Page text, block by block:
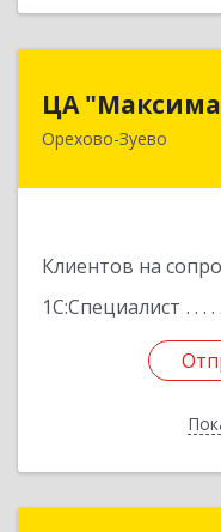
ЦА
Орехово-Зуево
Клиентов на
1С:Специалист
142600,